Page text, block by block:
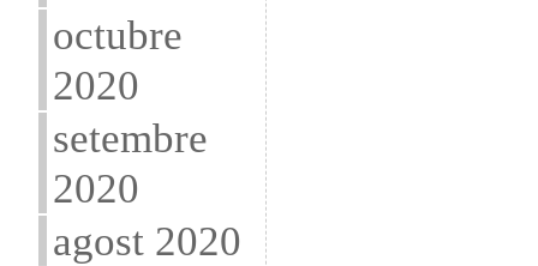
octubre
2020
setembre
2020
agost 2020